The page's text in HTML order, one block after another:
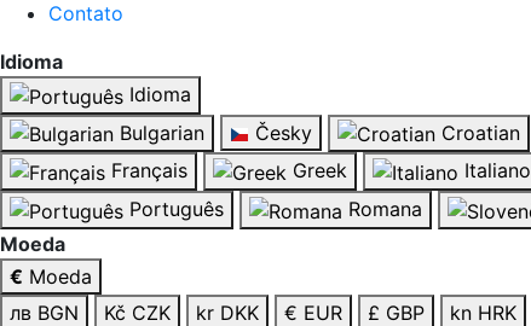
Contato
Idioma
Idioma
Bulgarian
Česky Croatian
Français
Greek Italiano
Português
Romana
Moeda
€ Moeda
лв BGN
Kč CZK kr DKK € EUR £ GBP kn HRK